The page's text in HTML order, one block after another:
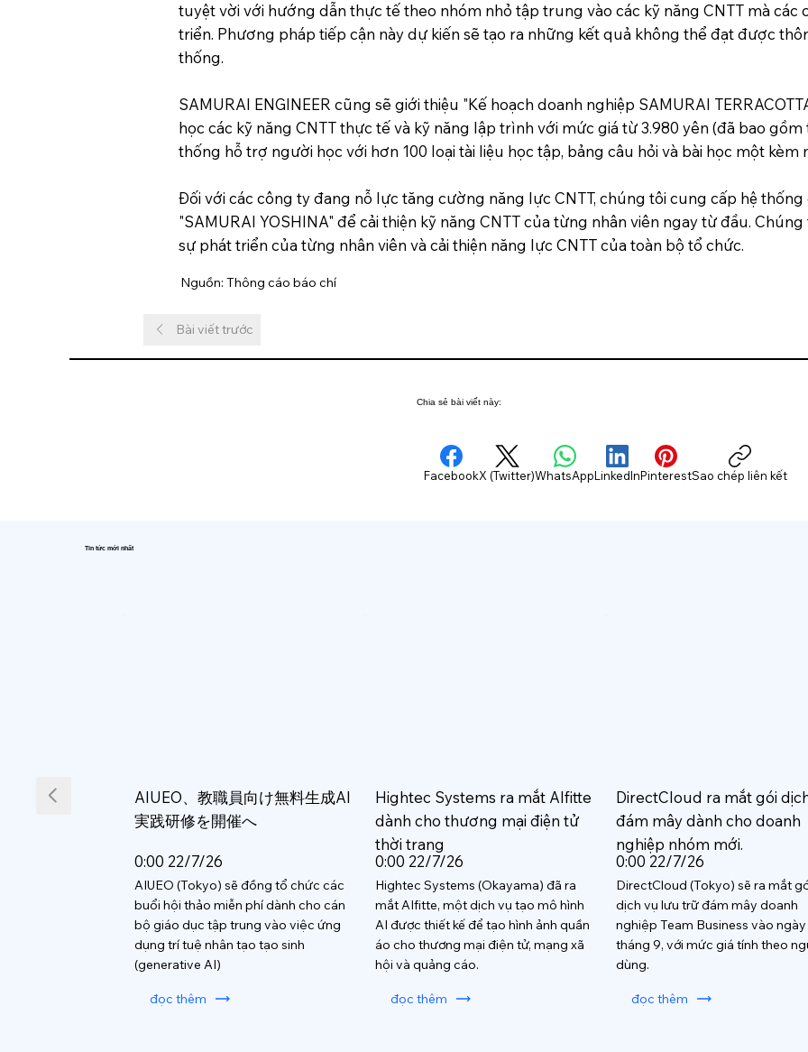
tuyệt vời với hướng dẫn thực tế theo nhóm nhỏ tập trung vào các kỹ năng CNTT mà các
triển. Phương pháp tiếp cận này dự kiến sẽ tạo ra những kết quả không thể đạt được
thống.
SAMURAI ENGINEER cũng sẽ giới thiệu "Kế hoạch doanh nghiệp SAMURAI
học các kỹ năng CNTT thực tế và kỹ năng lập trình với mức giá từ 3.980 yên (đã bao
thống hỗ trợ người học với hơn 100 loại tài liệu học tập, bảng câu hỏi và bài học một kèm
Đối với các công ty đang nỗ lực tăng cường năng lực CNTT, chúng tôi cung cấp hệ
"SAMURAI YOSHINA" để cải thiện kỹ năng CNTT của từng nhân viên ngay từ đầu.
sự phát triển của từng nhân viên và cải thiện năng lực CNTT của toàn bộ tổ chức.
Nguồn: Thông cáo báo chí
Bài viết trước
Chia sẻ bài viết này:
FacebookX (Twitter)WhatsAppLinkedInPinterestSao chép liên kết
Tin tức mới nhất
AIUEO、教職員向け無料生成AI
実践研修を開催へ
0:00 22/7/26
AIUEO (Tokyo) sẽ đồng tổ chức các
buổi hội thảo miễn phí dành cho cán
bộ giáo dục tập trung vào việc ứng
dụng trí tuệ nhân tạo tạo sinh
(generative AI)
đọc thêm
Hightec Systems ra mắt AIfitte
dành cho thương mại điện tử
thời trang
0:00 22/7/26
Hightec Systems (Okayama) đã ra
mắt AIfitte, một dịch vụ tạo mô hình
AI được thiết kế để tạo hình ảnh quần
áo cho thương mại điện tử, mạng xã
hội và quảng cáo.
đọc thêm
DirectCloud ra mắt gói
đám mây dành cho doanh
nghiệp nhóm mới.
0:00 22/7/26
DirectCloud (Tokyo) sẽ ra mắt
dịch vụ lưu trữ đám mây doanh
nghiệp Team Business vào ngày
tháng 9, với mức giá tính theo
dùng.
đọc thêm